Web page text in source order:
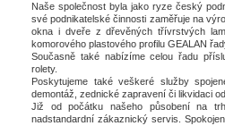
Naše společnost byla jako ryze český
své podnikatelské činnosti zaměřuje na
okna i dveře z dřevěných třívrstvých
komorového plastového profilu GEALAN
Současně také nabízíme celou řadu
rolety.
Poskytujeme také veškeré služby
demontáž, zednické zapravení či likvidaci
Již od počátku našeho působení na
nadstandardní zákaznický servis.